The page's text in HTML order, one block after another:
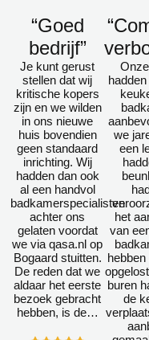
“Goed
bedrijf”
Je kunt gerust
stellen dat wij
kritische kopers
zijn en we wilden
in ons nieuwe
huis bovendien
geen standaard
inrichting. Wij
hadden dan ook
al een handvol
badkamerspecialisten
achter ons
gelaten voordat
we via qasa.nl op
Bogaard stuitten.
De reden dat we
aldaar het eerste
bezoek gebracht
hebben, is de…
we
een
het
van
buren
de